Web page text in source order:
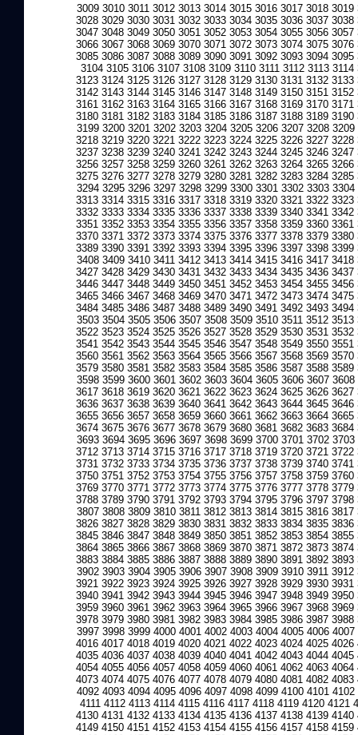
3009 3010 3011 3012 3013 3014 3015 3016 3017 3018 3019
3028 3029 3030 3031 3032 3033 3034 3035 3036 3037 3038
3047 3048 3049 3050 3051 3052 3053 3054 3055 3056 3057
3066 3067 3068 3069 3070 3071 3072 3073 3074 3075 3076
3085 3086 3087 3088 3089 3090 3091 3092 3093 3094 3095
3104 3105 3106 3107 3108 3109 3110 3111 3112 3113 3114
3123 3124 3125 3126 3127 3128 3129 3130 3131 3132 3133
3142 3143 3144 3145 3146 3147 3148 3149 3150 3151 3152
3161 3162 3163 3164 3165 3166 3167 3168 3169 3170 3171
3180 3181 3182 3183 3184 3185 3186 3187 3188 3189 3190
3199 3200 3201 3202 3203 3204 3205 3206 3207 3208 3209
3218 3219 3220 3221 3222 3223 3224 3225 3226 3227 3228
3237 3238 3239 3240 3241 3242 3243 3244 3245 3246 3247
3256 3257 3258 3259 3260 3261 3262 3263 3264 3265 3266
3275 3276 3277 3278 3279 3280 3281 3282 3283 3284 3285
3294 3295 3296 3297 3298 3299 3300 3301 3302 3303 3304
3313 3314 3315 3316 3317 3318 3319 3320 3321 3322 3323
3332 3333 3334 3335 3336 3337 3338 3339 3340 3341 3342
3351 3352 3353 3354 3355 3356 3357 3358 3359 3360 3361
3370 3371 3372 3373 3374 3375 3376 3377 3378 3379 3380
3389 3390 3391 3392 3393 3394 3395 3396 3397 3398 3399
3408 3409 3410 3411 3412 3413 3414 3415 3416 3417 3418
3427 3428 3429 3430 3431 3432 3433 3434 3435 3436 3437
3446 3447 3448 3449 3450 3451 3452 3453 3454 3455 3456
3465 3466 3467 3468 3469 3470 3471 3472 3473 3474 3475
3484 3485 3486 3487 3488 3489 3490 3491 3492 3493 3494
3503 3504 3505 3506 3507 3508 3509 3510 3511 3512 3513
3522 3523 3524 3525 3526 3527 3528 3529 3530 3531 3532
3541 3542 3543 3544 3545 3546 3547 3548 3549 3550 3551
3560 3561 3562 3563 3564 3565 3566 3567 3568 3569 3570
3579 3580 3581 3582 3583 3584 3585 3586 3587 3588 3589
3598 3599 3600 3601 3602 3603 3604 3605 3606 3607 3608
3617 3618 3619 3620 3621 3622 3623 3624 3625 3626 3627
3636 3637 3638 3639 3640 3641 3642 3643 3644 3645 3646
3655 3656 3657 3658 3659 3660 3661 3662 3663 3664 3665
3674 3675 3676 3677 3678 3679 3680 3681 3682 3683 3684
3693 3694 3695 3696 3697 3698 3699 3700 3701 3702 3703
3712 3713 3714 3715 3716 3717 3718 3719 3720 3721 3722
3731 3732 3733 3734 3735 3736 3737 3738 3739 3740 3741
3750 3751 3752 3753 3754 3755 3756 3757 3758 3759 3760
3769 3770 3771 3772 3773 3774 3775 3776 3777 3778 3779
3788 3789 3790 3791 3792 3793 3794 3795 3796 3797 3798
3807 3808 3809 3810 3811 3812 3813 3814 3815 3816 3817
3826 3827 3828 3829 3830 3831 3832 3833 3834 3835 3836
3845 3846 3847 3848 3849 3850 3851 3852 3853 3854 3855
3864 3865 3866 3867 3868 3869 3870 3871 3872 3873 3874
3883 3884 3885 3886 3887 3888 3889 3890 3891 3892 3893
3902 3903 3904 3905 3906 3907 3908 3909 3910 3911 3912
3921 3922 3923 3924 3925 3926 3927 3928 3929 3930 3931
3940 3941 3942 3943 3944 3945 3946 3947 3948 3949 3950
3959 3960 3961 3962 3963 3964 3965 3966 3967 3968 3969
3978 3979 3980 3981 3982 3983 3984 3985 3986 3987 3988
3997 3998 3999 4000 4001 4002 4003 4004 4005 4006 4007
4016 4017 4018 4019 4020 4021 4022 4023 4024 4025 4026
4035 4036 4037 4038 4039 4040 4041 4042 4043 4044 4045
4054 4055 4056 4057 4058 4059 4060 4061 4062 4063 4064
4073 4074 4075 4076 4077 4078 4079 4080 4081 4082 4083
4092 4093 4094 4095 4096 4097 4098 4099 4100 4101 4102
4111 4112 4113 4114 4115 4116 4117 4118 4119 4120 4121
4130 4131 4132 4133 4134 4135 4136 4137 4138 4139 4140
4149 4150 4151 4152 4153 4154 4155 4156 4157 4158 4159